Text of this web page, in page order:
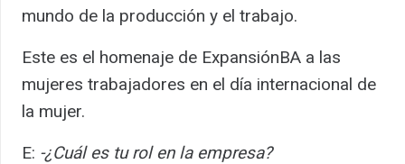
mundo de la producción y el trabajo.
Este es el homenaje de ExpansiónBA a las
mujeres trabajadores en el día internacional de
la mujer.
E: -¿Cuál es tu rol en la empresa?